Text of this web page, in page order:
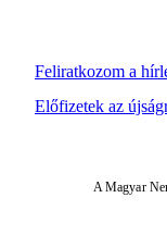
Feliratkozom a
Előfizetek az
A Magyar